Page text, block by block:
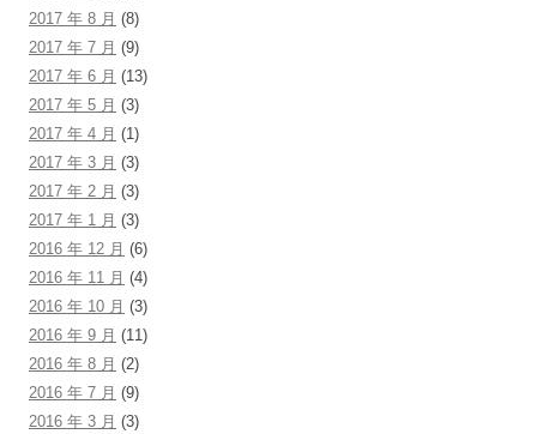
2017 年 8 月 (8)
2017 年 7 月 (9)
2017 年 6 月 (13)
2017 年 5 月 (3)
2017 年 4 月 (1)
2017 年 3 月 (3)
2017 年 2 月 (3)
2017 年 1 月 (3)
2016 年 12 月 (6)
2016 年 11 月 (4)
2016 年 10 月 (3)
2016 年 9 月 (11)
2016 年 8 月 (2)
2016 年 7 月 (9)
2016 年 3 月 (3)